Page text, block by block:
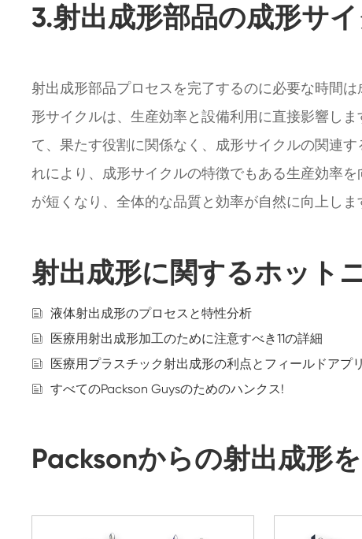
3.射出成形部品の成形サ
射出成形部品プロセスを完了するのに必要な時間
形サイクルは、生産効率と設備利用に直接影響し
て、果たす役割に関係なく、成形サイクルの関連
れにより、成形サイクルの特徴でもある生産効率
が短くなり、全体的な品質と効率が自然に向上しま
射出成形に関するホット
液体射出成形のプロセスと特性分析
医療用射出成形加工のために注意すべき11の詳細
医療用プラスチック射出成形の利点とフィールドアプ
すべてのPackson Guysのためのハンクス!
Packsonからの射出成形